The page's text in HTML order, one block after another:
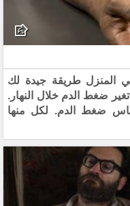
المنزل طريقة جيدة لك
ضغط الدم خلال النهار.
ضغط الدم. لكل منها